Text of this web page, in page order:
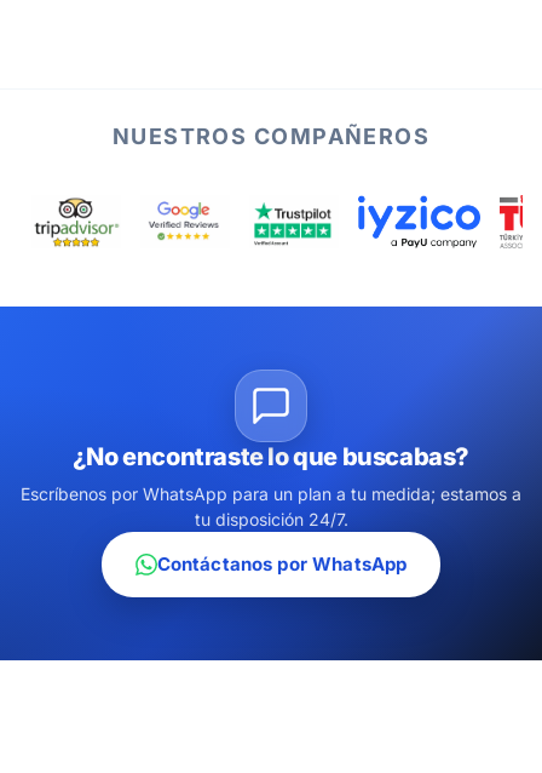
NUESTROS COMPAÑEROS
¿No encontraste lo que buscabas?
Escríbenos por WhatsApp para un plan a tu medida; estamos a
tu disposición 24/7.
Contáctanos por WhatsApp